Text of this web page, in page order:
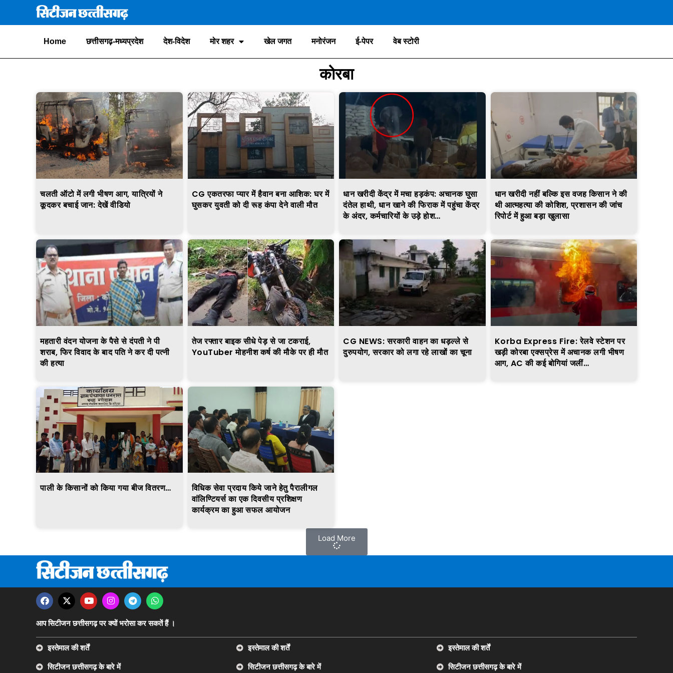
Home छत्तीसगढ़-मध्यप्रदेश देश-विदेश मोर शहर खेल जगत मनोरंजन ई-पेपर वेब स्टोरी
कोरबा
चलती ऑटो में लगी भीषण आग, यात्रियों ने
कूदकर बचाई जान: देखें वीडियो
CG एकतरफा प्यार में हैवान बना आशिक: घर में
घुसकर युवती को दी रूह कंपा देने वाली मौत
धान खरीदी केंद्र में मचा हड़कंप: अचानक घुसा
दंतेल हाथी, धान खाने की फिराक में पहुंचा केंद्र
के अंदर, कर्मचारियों के उड़े होश…
धान खरीदी नहीं बल्कि इस वजह किसान ने की
थी आत्महत्या की कोशिश, प्रशासन की जांच
रिपोर्ट में हुआ बड़ा खुलासा
महतारी वंदन योजना के पैसे से दंपती ने पी
शराब, फिर विवाद के बाद पति ने कर दी पत्नी
की हत्या
तेज रफ्तार बाइक सीधे पेड़ से जा टकराई,
YouTuber मोहनीश कर्ष की मौके पर ही मौत
CG NEWS: सरकारी वाहन का धड़ल्ले से
दुरुपयोग, सरकार को लगा रहे लाखों का चूना
Korba Express Fire: रेलवे स्टेशन पर
खड़ी कोरबा एक्सप्रेस में अचानक लगी भीषण
आग, AC की कई बोगियां जलीं…
पाली के किसानों को किया गया बीज वितरण…
विधिक सेवा प्रदाय किये जाने हेतु पैरालीगल
वांलिण्टियर्स का एक दिवसीय प्रशिक्षण
कार्यक्रम का हुआ सफल आयोजन
Load More
आप सिटीजन छत्तीसगढ़ पर क्यों भरोसा कर सकतें हैं ।
इस्तेमाल की शर्तें
सिटीजन छत्तीसगढ़ के बारे में
इस्तेमाल की शर्तें
सिटीजन छत्तीसगढ़ के बारे में
इस्तेमाल की शर्तें
सिटीजन छत्तीसगढ़ के बारे में